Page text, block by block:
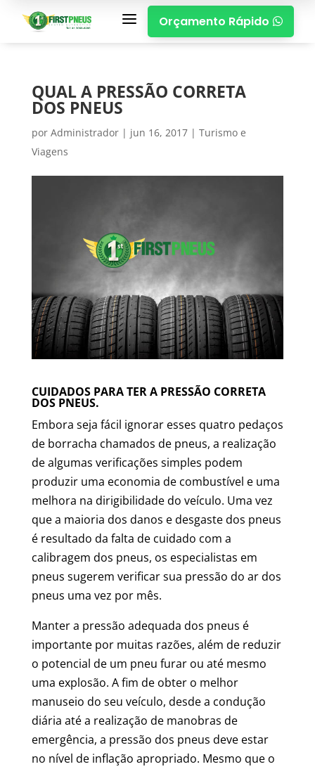
a Orçamento Rápido 
QUAL A PRESSÃO CORRETA
DOS PNEUS
por Administrador| jun 16, 2017| Turismo e
Viagens
CUIDADOS PARA TER A PRESSÃO CORRETA
DOS PNEUS.
Embora seja fácil ignorar esses quatro pedaços
de borracha chamados de pneus, a realização
de algumas verificações simples podem
produzir uma economia de combustível e uma
melhora na dirigibilidade do veículo. Uma vez
que a maioria dos danos e desgaste dos pneus
é resultado da falta de cuidado com a
calibragem dos pneus, os especialistas em
pneus sugerem verificar sua pressão do ar dos
pneus uma vez por mês.
Manter a pressão adequada dos pneus é
importante por muitas razões, além de reduzir
o potencial de um pneu furar ou até mesmo
uma explosão. A fim de obter o melhor
manuseio do seu veículo, desde a condução
diária até a realização de manobras de
emergência, a pressão dos pneus deve estar
no nível de inflação apropriado. Mesmo que o